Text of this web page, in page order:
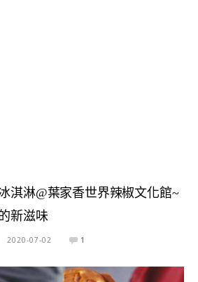
淇淋@葉家香世界辣椒文化館~
新滋味
2020-07-02 1